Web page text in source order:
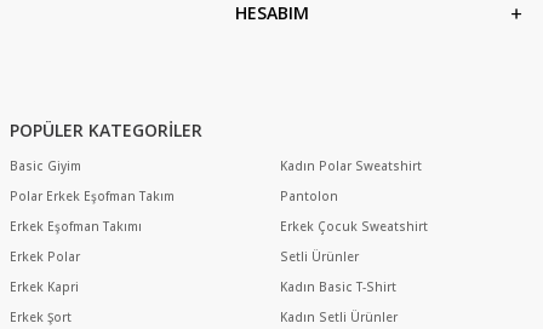
HESABIM
POPÜLER KATEGORİLER
Basic Giyim
Polar Erkek Eşofman Takım
Erkek Eşofman Takımı
Erkek Polar
Erkek Kapri
Erkek Şort
Kadın Polar Sweatshirt
Pantolon
Erkek Çocuk Sweatshirt
Setli Ürünler
Kadın Basic T-Shirt
Kadın Setli Ürünler